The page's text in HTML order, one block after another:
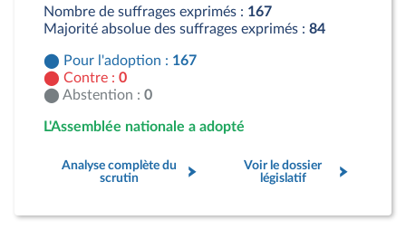
Nombre de suffrages exprimés : 167
Majorité absolue des suffrages exprimés : 84
Pour l'adoption : 167
Contre : 0
Abstention : 0
L'Assemblée nationale a adopté
Analyse complète du
scrutin
Voir le dossier
législatif